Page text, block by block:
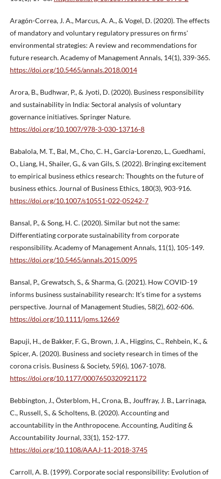
Aragón-Correa, J. A., Marcus, A. A., & Vogel, D. (2020). The effects
of mandatory and voluntary regulatory pressures on firms'
environmental strategies: A review and recommendations for
future research. Academy of Management Annals, 14(1), 339-365.
https://doi.org/10.5465/annals.2018.0014
Arora, B., Budhwar, P., & Jyoti, D. (2020). Business responsibility
and sustainability in India: Sectoral analysis of voluntary
governance initiatives. Springer Nature.
https://doi.org/10.1007/978-3-030-13716-8
Babalola, M. T., Bal, M., Cho, C. H., Garcia-Lorenzo, L., Guedhami,
O., Liang, H., Shailer, G., & van Gils, S. (2022). Bringing excitement
to empirical business ethics research: Thoughts on the future of
business ethics. Journal of Business Ethics, 180(3), 903-916.
https://doi.org/10.1007/s10551-022-05242-7
Bansal, P., & Song, H. C. (2020). Similar but not the same:
Differentiating corporate sustainability from corporate
responsibility. Academy of Management Annals, 11(1), 105-149.
https://doi.org/10.5465/annals.2015.0095
Bansal, P., Grewatsch, S., & Sharma, G. (2021). How COVID-19
informs business sustainability research: It’s time for a systems
perspective. Journal of Management Studies, 58(2), 602-606.
https://doi.org/10.1111/joms.12669
Bapuji, H., de Bakker, F. G., Brown, J. A., Higgins, C., Rehbein, K., &
Spicer, A. (2020). Business and society research in times of the
corona crisis. Business & Society, 59(6), 1067-1078.
https://doi.org/10.1177/0007650320921172
Bebbington, J., Österblom, H., Crona, B., Jouffray, J. B., Larrinaga,
C., Russell, S., & Scholtens, B. (2020). Accounting and
accountability in the Anthropocene. Accounting, Auditing &
Accountability Journal, 33(1), 152-177.
https://doi.org/10.1108/AAAJ-11-2018-3745
Carroll, A. B. (1999). Corporate social responsibility: Evolution of